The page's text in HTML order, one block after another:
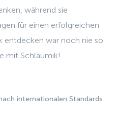
während sie
für einen erfolgreichen
entdecken war noch nie so
mit Schlaumik!
internationalen Standards